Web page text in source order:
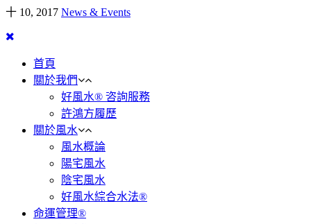
十 10, 2017 News & Events
首頁
關於我們
好風水® 咨詢服務
許鴻方履歷
關於風水
風水概論
陽宅風水
陰宅風水
好風水綜合水法®
命運管理®